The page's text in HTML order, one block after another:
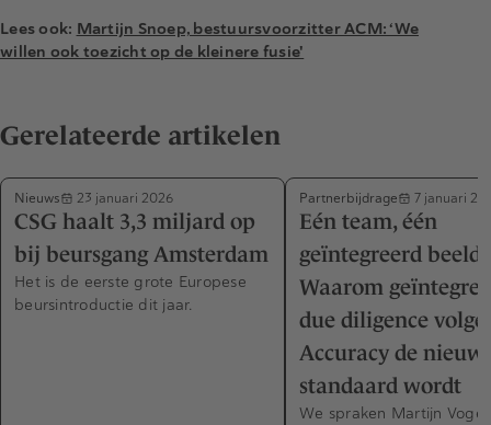
Lees ook: Martijn Snoep, bestuursvoorzitter ACM: ‘We
willen ook toezicht op de kleinere fusie'
Gerelateerde artikelen
Nieuws 23 januari 2026
CSG haalt 3,3 miljard op
bij beursgang Amsterdam
Het is de eerste grote Europese
beursintroductie dit jaar.
Partnerbijdrage 7 januari
Eén team, één
geïntegreerd beeld
Waarom
due diligence
Accuracy de
standaard wordt
We spraken Martijn